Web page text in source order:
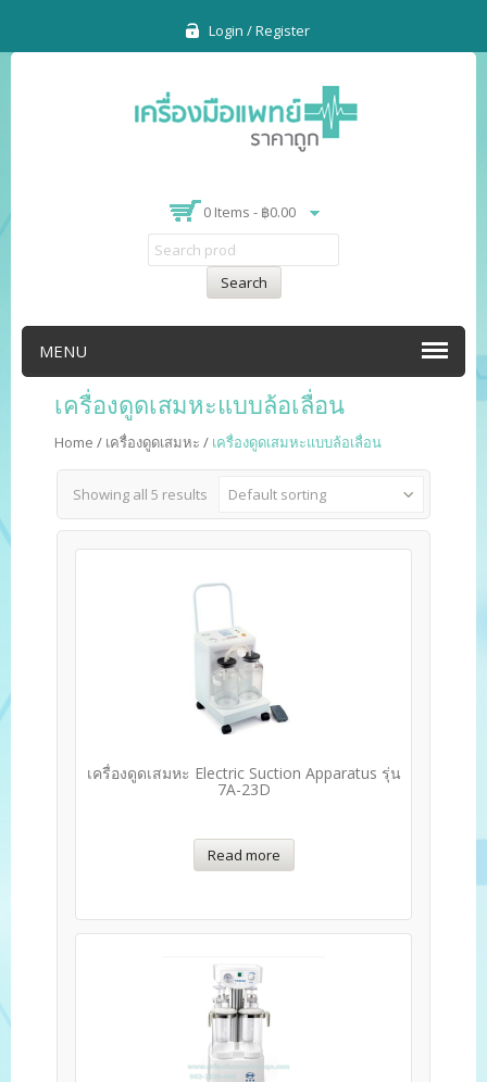
Login / Register
0 Items - ฿0.00
Search
MENU
เครื่องดูดเสมหะแบบล้อเลื่อน
Home / เครื่องดูดเสมหะ / เครื่องดูดเสมหะแบบล้อเลื่อน
Showing all 5 results Default sorting
เครื่องดูดเสมหะ Electric Suction Apparatus รุ่น
7A-23D
Read more